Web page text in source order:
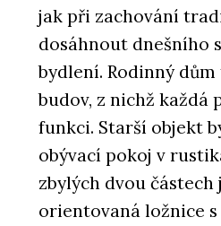
jak při zachování
dosáhnout dnešního
bydlení. Rodinný
budov, z nichž každá
funkci. Starší objekt
obývací pokoj v
zbylých dvou
orientovaná ložnice